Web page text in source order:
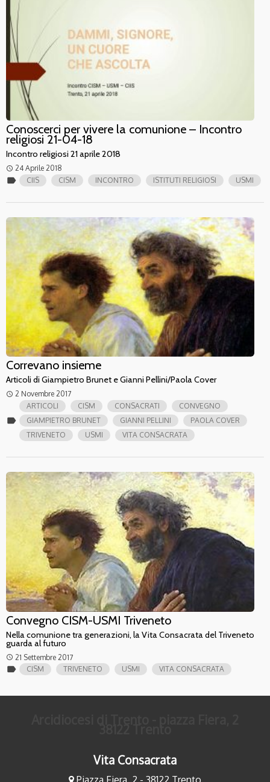
Conoscerci per vivere la comunione – Incontro
religiosi 21-04-18
Incontro religiosi 21 aprile 2018
access_time 24 Aprile 2018
label CIIS CISM INCONTRO ISTITUTI RELIGIOSI USMI
Correvano insieme
Articoli di Giampietro Brunet e Gianni Pellini/Paola Cover
access_time 2 Novembre 2017
label
ARTICOLI CISM CONSACRATI
CONVEGNO
GIAMPIETRO BRUNET
GIANNI PELLINI
PAOLA COVER
TRIVENETO
USMI VITA CONSACRATA
Convegno CISM-USMI Triveneto
Nella comunione tra generazioni, la Vita Consacrata del Triveneto
guarda al futuro
access_time 21 Settembre 2017
label CISM TRIVENETO USMI VITA CONSACRATA
Vita Consacrata
Piazza Fiera, 2 - 38122 Trento